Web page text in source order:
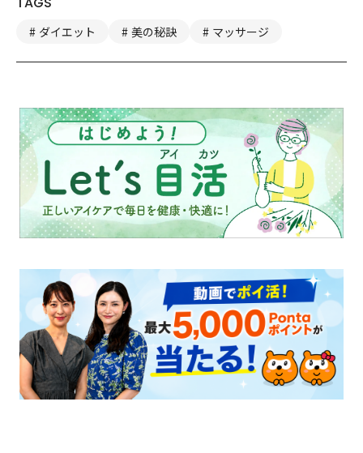
ダイエット 美の秘訣 マッサージ